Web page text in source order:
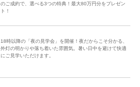
のご成約で、選べる3つの特典！最大80万円分をプレゼン
ト！
18時以降の「夜の見学会」を開催！夜だからこそ分かる、
外灯の明かりや落ち着いた雰囲気。暑い日中を避けて快適
にご見学いただけます。